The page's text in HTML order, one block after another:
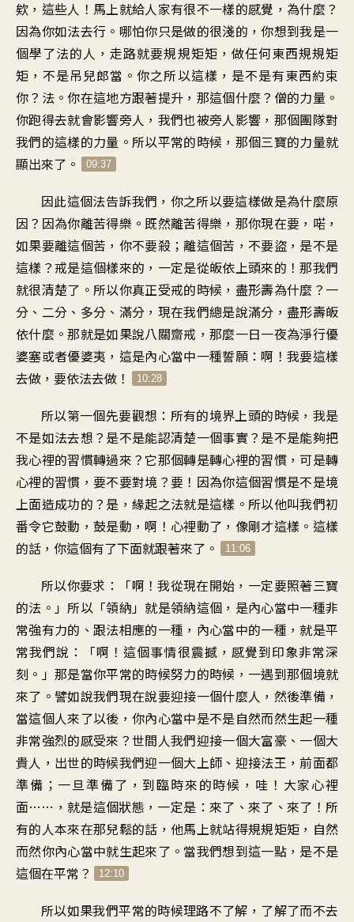
欸，這些人！馬上就給人家有很不一樣的感覺，為什麼？
因為你如法去行。哪怕你只是做的很淺的，你想到我是一
個學了法的人，走路就要規規矩矩，做任何東西規規矩
矩，不是吊兒郎當。你之所以這樣，是不是有東西約束
你？法。你在這地方跟著提升，那這個什麼？僧的力量。
你跑得去就會影響旁人，我們也被旁人影響，那個團隊對
我們的這樣的力量。所以平常的時候，那個三寶的力量就
顯出來了。
09:37
因此這個法告訴我們，你之所以要這樣做是為什麼原
因？因為你離苦得樂。既然離苦得樂，那你現在要，喏，
如果要離這個苦，你不要殺；離這個苦，不要盜，是不是
這樣？戒是這個樣來的，一定是從皈依上頭來的！那我們
就很清楚了。所以你真正受戒的時候，盡形壽為什麼？一
分、二分、多分、滿分，現在我們總是說滿分，盡形壽皈
依什麼。那就是如果說八關齋戒，那麼一日一夜為淨行優
婆塞或者優婆夷，這是內心當中一種誓願：啊！我要這樣
去做，要依法去做！
10:28
所以第一個先要觀想：所有的境界上頭的時候，我是
不是如法去想？是不是能認清楚一個事實？是不是能夠把
我心裡的習慣轉過來？它那個轉是轉心裡的習慣，可是轉
心裡的習慣，要不要對境？要！因為你這個習慣是不是境
上面造成功的？是，緣起之法就是這樣。所以他叫我們初
番令它鼓動，鼓是動，啊！心裡動了，像剛才這樣。這樣
的話，你這個有了下面就跟著來了。
11:06
所以你要求：「啊！我從現在開始，一定要照著三寶
的法。」所以「領納」就是領納這個，是內心當中一種非
常強有力的、跟法相應的一種，內心當中的一種，就是平
常我們說：「啊！這個事情很震撼，感覺到印象非常深
刻。」那是當你平常的時候努力的時候，一遇到那個境就
來了。譬如說我們現在說要迎接一個什麼人，然後準備，
當這個人來了以後，你內心當中是不是自然而然生起一種
非常強烈的感受來？世間人我們迎接一個大富豪、一個大
貴人，出世的時候我們迎一個大上師、迎接法王，前面都
準備；一旦準備了，到臨時來的時候，哇！大家心裡
面……，就是這個狀態，一定是：來了、來了、來了！所
有的人本來在那兒鬆的話，他馬上就站得規規矩矩，自然
而然你內心當中就生起來了。當我們想到這一點，是不是
這個在平常？
12:10
所以如果我們平常的時候理路不了解，了解了而不去